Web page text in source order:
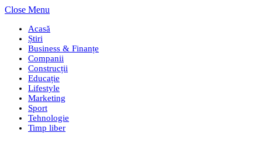
Close Menu
Acasă
Știri
Business & Finanțe
Companii
Construcții
Educație
Lifestyle
Marketing
Sport
Tehnologie
Timp liber